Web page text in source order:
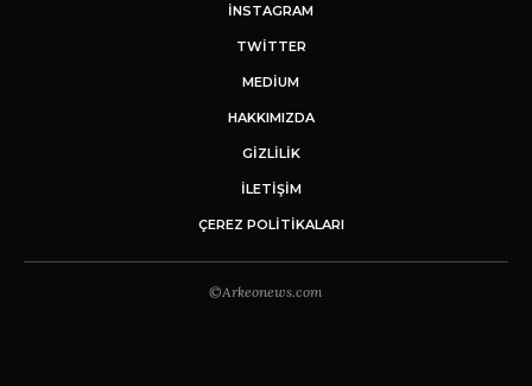
INSTAGRAM
TWITTER
MEDIUM
HAKKIMIZDA
GİZLİLİK
İLETIŞIM
ÇEREZ POLITIKALARI
©Arkeonews.com